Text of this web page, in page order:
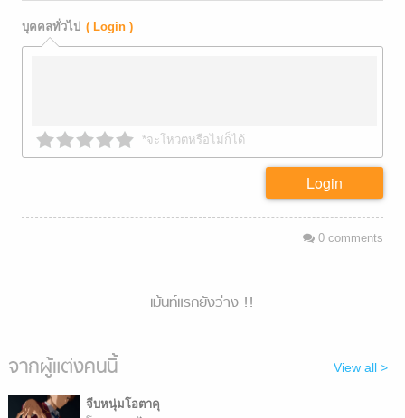
บุคคลทั่วไป ( Login )
*จะโหวตหรือไม่ก็ได้
Login
0comments
เม้นท์แรกยังว่าง !!
จากผู้แต่งคนนี้ View all >
จีบหนุ่มโอตาคุ